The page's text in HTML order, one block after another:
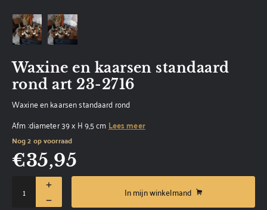
Waxine en kaarsen standaard
rond art 23-2716
Waxine en kaarsen standaard rond
Afm :diameter 39 x H 9,5 cm Lees meer
Nog 2 op voorraad
€35,95
In mijn winkelmand